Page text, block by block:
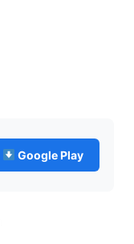
Google Play